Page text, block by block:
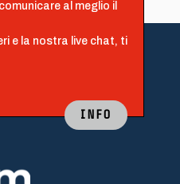
al meglio il
e la nostra live chat, ti
INFO